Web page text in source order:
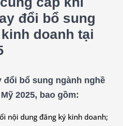
đổi bổ sung
doanh tại
đổi bổ sung ngành nghề
2025, bao gồm:
nội dung đăng ký kinh doanh;